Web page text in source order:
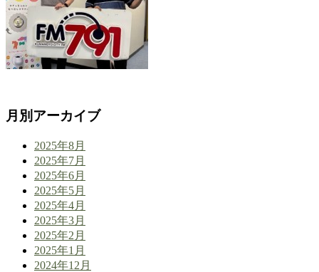
月別アーカイブ
2025年8月
2025年7月
2025年6月
2025年5月
2025年4月
2025年3月
2025年2月
2025年1月
2024年12月